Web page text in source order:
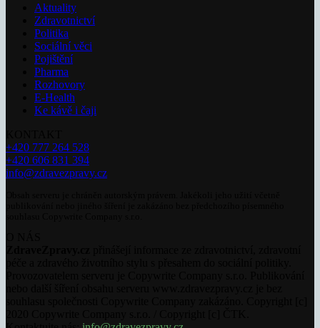
Aktuality
Zdravotnictví
Politika
Sociální věci
Pojištění
Pharma
Rozhovory
E-Health
Ke kávě i čaji
+420 777 264 528
+420 606 831 394
info@zdravezpravy.cz